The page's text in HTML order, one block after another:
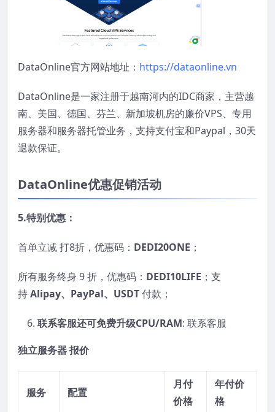
DataOnline官方网站地址： https://dataonline.vn
DataOnline是一家注册于越南河内的IDC商家，主营越
南、美国、德国、芬兰、新加坡机房的廉价VPS、专用
服务器和服务器托管业务， 支持支付宝和Paypal ，30天
退款保证。
DataOnline优惠促销活动
5.特别优惠：
首单立减 打8折，优惠码： DEDI20ONE ；
所有服务终身 9 折，优惠码： DEDI10LIFE ；支
持Alipay、 PayPal、 USDT付款；
联系客服还可免费升级CPU/RAM: 联系客服
独立服务器报价
服务 配置
月付
价格
年付价
格